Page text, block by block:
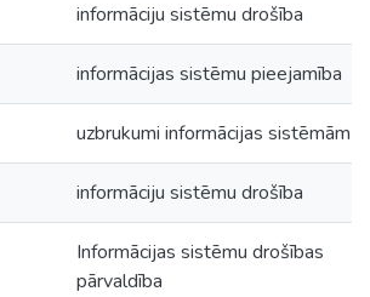
informāciju sistēmu drošība
informācijas sistēmu pieejamība
uzbrukumi informācijas sistēmām
informāciju sistēmu drošība
Informācijas sistēmu drošības
pārvaldība